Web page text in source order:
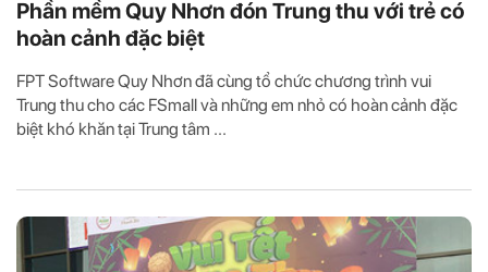
Phần mềm Quy Nhơn đón Trung thu với trẻ có
hoàn cảnh đặc biệt
FPT Software Quy Nhơn đã cùng tổ chức chương trình vui
Trung thu cho các FSmall và những em nhỏ có hoàn cảnh đặc
biệt khó khăn tại Trung tâm ...